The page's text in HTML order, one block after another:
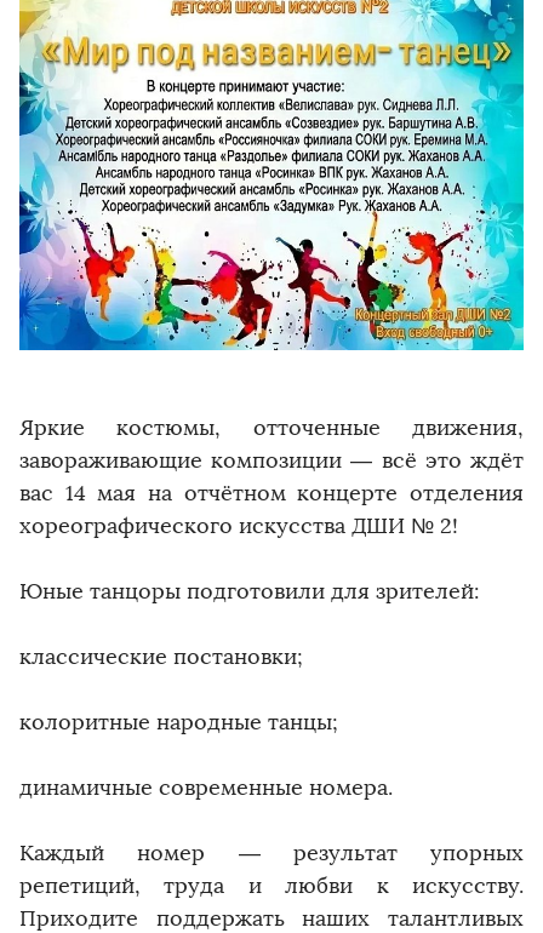
Яркие костюмы, отточенные движения,
завораживающие композиции — всё это ждёт
вас 14 мая на отчётном концерте отделения
хореографического искусства ДШИ № 2!
Юные танцоры подготовили для зрителей:
классические постановки;
колоритные народные танцы;
динамичные современные номера.
Каждый номер — результат упорных
репетиций, труда и любви к искусству.
Приходите поддержать наших талантливых